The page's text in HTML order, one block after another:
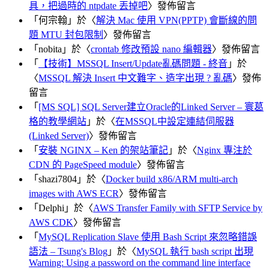
具，把過時的 ntpdate 丟掉吧〉發佈留言
「 何宗翰 」於〈解決 Mac 使用 VPN(PPTP) 會斷線的問
題 MTU 封包限制 〉發佈留言
「 nobita 」於〈crontab 修改預設 nano 編輯器〉發佈留言
「
【技術】MSSQL Insert/Update亂碼問題 - 終音 」於
〈MSSQL 解決 Insert 中文難字、造字出現 ? 亂碼〉發佈
留言
「 [MS SQL] SQL Server建立Oracle的Linked Server – 寰葛
格的教學網站 」於〈在MSSQL中設定連結伺服器
(Linked Server)〉發佈留言
「 安裝 NGINX – Ken 的架站筆記 」於〈Nginx 專注於
CDN 的 PageSpeed module〉發佈留言
「 shazi7804 」於〈Docker build x86/ARM multi-arch
images with AWS ECR〉發佈留言
「 Delphi 」於〈AWS Transfer Family with SFTP Service by
AWS CDK〉發佈留言
「 MySQL Replication Slave 使用 Bash Script 來忽略錯誤
語法 – Tsung's Blog 」於〈MySQL 執行 bash script 出現
Warning: Using a password on the command line interface